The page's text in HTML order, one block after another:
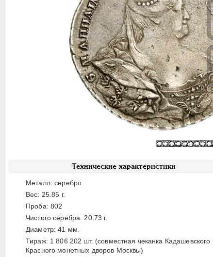
Технические характеристики
Металл: серебро
Вес: 25.85 г.
Проба: 802
Чистого серебра: 20.73 г.
Диаметр: 41 мм.
Тираж: 1 806 202 шт. (совместная чеканка Кадашевского
Красного монетных дворов Москвы)